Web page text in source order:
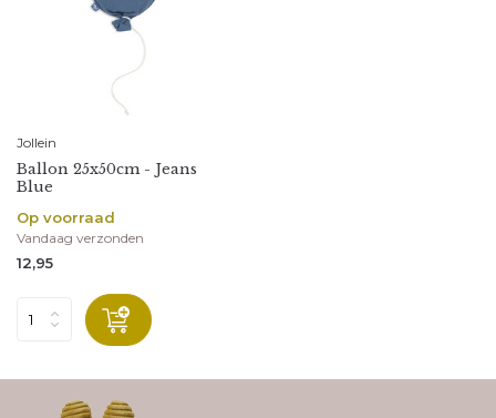
Jollein
Ballon 25x50cm - Jeans
Blue
Op voorraad
Vandaag verzonden
12,95